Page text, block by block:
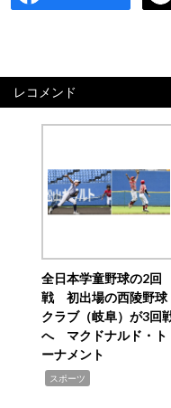
レコメンド
全日本学童野球の2回
戦 初出場の西陵野球
クラブ（岐阜）が3回
へ マクドナルド・ト
ーナメント
スポーツ